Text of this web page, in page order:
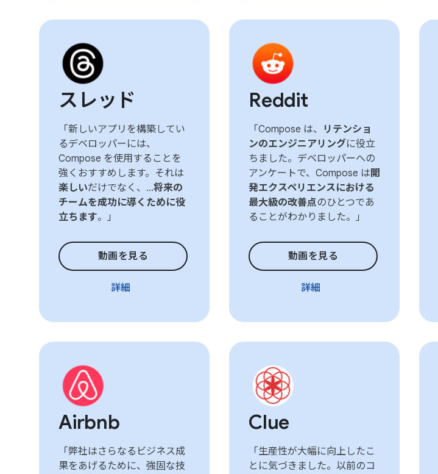
スレッド
「新しいアプリを構築してい
るデベロッパーには、
Compose を使用することを
強くおすすめします。それは
楽しいだけでなく、...将来の
チームを成功に導くために役
立ちます。」
動画を見る
詳細
Reddit
「Compose は、
リテンショ
ンのエンジニアリングに役立
ちました。デベロッパーへの
アンケートで、Compose は 開
発エクスペリエンスにおける
最大級の改善点のひとつであ
ることがわかりました。」
動画を見る
詳細
Airbnb
「弊社はさらなるビジネス成
果をあげるために、強固な技
Clue
「生産性が大幅に向上したこ
とに気づきました。以前のコ